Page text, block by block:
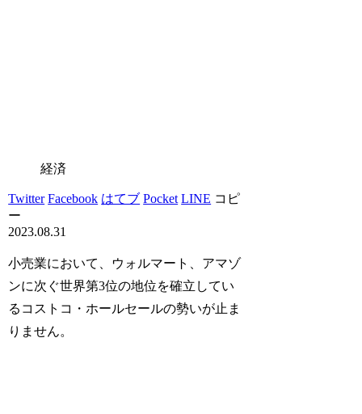
経済
Twitter Facebook はてブ Pocket LINE コピ
ー
2023.08.31
小売業において、ウォルマート、アマゾ
ンに次ぐ世界第3位の地位を確立してい
るコストコ・ホールセールの勢いが止ま
りません。